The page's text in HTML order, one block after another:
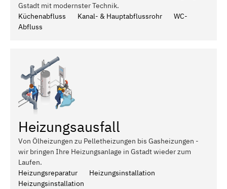
Gstadt mit modernster Technik.
Küchenabfluss
Kanal- & Hauptabflussrohr
WC-
Abfluss
Heizungsausfall
Von Ölheizungen zu Pelletheizungen bis Gasheizungen -
wir bringen Ihre Heizungsanlage in Gstadt wieder zum
Laufen.
Heizungsreparatur
Heizungsinstallation
Heizungsinstallation